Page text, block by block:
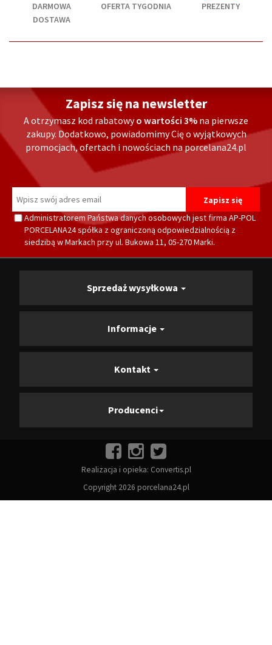
DARMOWA
DOSTAWA
OFERTA TYGODNIA PREZENTY
Zapisz się na newsletter
A otrzymasz kod rabatowyo wartości 3% na pierwsze
zakupy. Dodatkowo, powiadomimy Cię o wyjątkowych
promocjach, ofertach i nowościach na porcelana24.pl
Administratorem Państwa danych osobowych jest firma AP-POL
PORCELANA24 spółka z ograniczoną odpowiedzialnością z
siedzibą w Markach przy ul. Bukowa 11, 05-270 Marki.
Sprzedaż wysyłkowa
Informacje
Kontakt
Producenci
Realizacja i opieka: Convertis.pl
Copyright 2026 porcelana24.pl